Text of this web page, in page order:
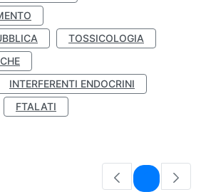
TOSSICOLOGIA
INTERFERENTI ENDOCRINI
FTALATI
Pagina